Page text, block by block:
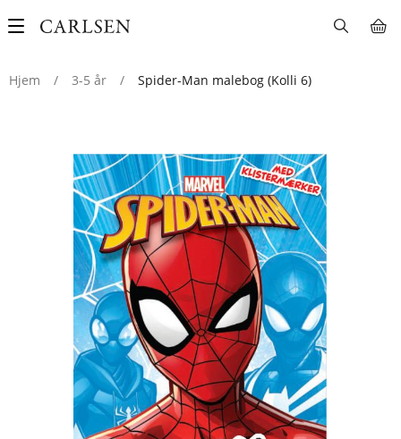
Main
Hjem
/ 3-5 år / Spider-Man malebog (Kolli 6)